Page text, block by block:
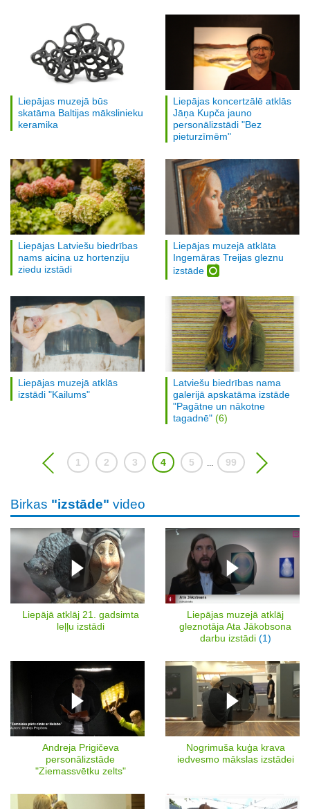
Liepājas muzejā būs
skatāma Baltijas mākslinieku
keramika
Liepājas koncertzālē atklās
Jāņa Kupča jauno
personālizstādi "Bez
pieturzīmēm"
Liepājas Latviešu biedrības
nams aicina uz hortenziju
ziedu izstādi
Liepājas muzejā atklāta
Ingemāras Treijas gleznu
izstāde
Liepājas muzejā atklās
izstādi "Kailums"
Latviešu biedrības nama
galerijā apskatāma izstāde
"Pagātne un nākotne
tagadnē" (6)
1 2 3 4 5 ... 99
Birkas "izstāde" video
Liepājā atklāj 21. gadsimta
leļļu izstādi
Liepājas muzejā atklāj
gleznotāja Ata Jākobsona
darbu izstādi(1)
Andreja Prigičeva
personālizstāde
"Ziemassvētku zelts"
Nogrimuša kuģa krava
iedvesmo mākslas izstādei